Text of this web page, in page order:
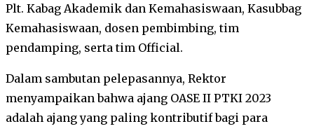
Plt. Kabag Akademik dan Kemahasiswaan, Kasubbag
Kemahasiswaan, dosen pembimbing, tim
pendamping, serta tim Official.
Dalam sambutan pelepasannya, Rektor
menyampaikan bahwa ajang OASE II PTKI 2023
adalah ajang yang paling kontributif bagi para